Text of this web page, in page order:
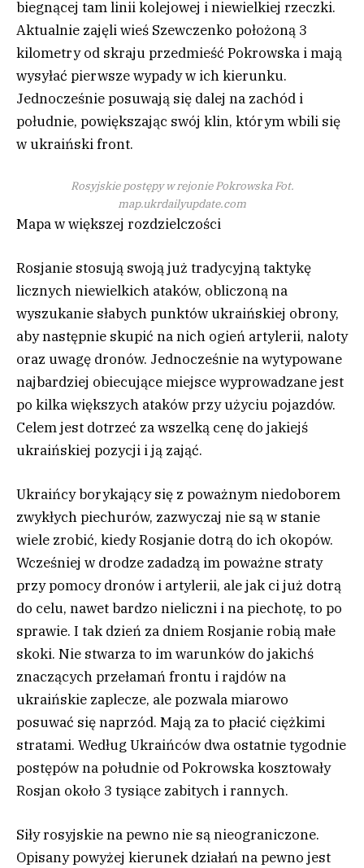
biegnącej tam linii kolejowej i niewielkiej rzeczki.
Aktualnie zajęli wieś Szewczenko położoną 3
kilometry od skraju przedmieść Pokrowska i mają
wysyłać pierwsze wypady w ich kierunku.
Jednocześnie posuwają się dalej na zachód i
południe, powiększając swój klin, którym wbili się
w ukraiński front.
Rosyjskie postępy w rejonie Pokrowska Fot.
map.ukrdailyupdate.com
Mapa w większej rozdzielczości
Rosjanie stosują swoją już tradycyjną taktykę
licznych niewielkich ataków, obliczoną na
wyszukanie słabych punktów ukraińskiej obrony,
aby następnie skupić na nich ogień artylerii, naloty
oraz uwagę dronów. Jednocześnie na wytypowane
najbardziej obiecujące miejsce wyprowadzane jest
po kilka większych ataków przy użyciu pojazdów.
Celem jest dotrzeć za wszelką cenę do jakiejś
ukraińskiej pozycji i ją zająć.
Ukraińcy borykający się z poważnym niedoborem
zwykłych piechurów, zazwyczaj nie są w stanie
wiele zrobić, kiedy Rosjanie dotrą do ich okopów.
Wcześniej w drodze zadadzą im poważne straty
przy pomocy dronów i artylerii, ale jak ci już dotrą
do celu, nawet bardzo nieliczni i na piechotę, to po
sprawie. I tak dzień za dniem Rosjanie robią małe
skoki. Nie stwarza to im warunków do jakichś
znaczących przełamań frontu i rajdów na
ukraińskie zaplecze, ale pozwala miarowo
posuwać się naprzód. Mają za to płacić ciężkimi
stratami. Według Ukraińców dwa ostatnie tygodnie
postępów na południe od Pokrowska kosztowały
Rosjan około 3 tysiące zabitych i rannych.
Siły rosyjskie na pewno nie są nieograniczone.
Opisany powyżej kierunek działań na pewno jest